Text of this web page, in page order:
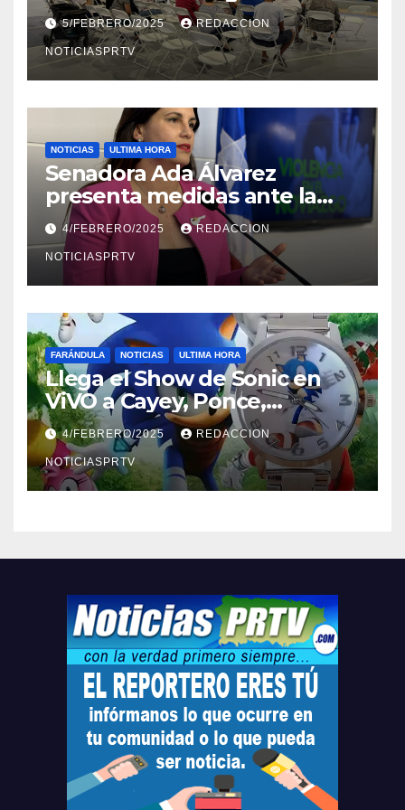
Reparto Metropolitano
5/FEBRERO/2025 REDACCION
NOTICIASPRTV
NOTICIAS ULTIMA HORA
Senadora Ada Álvarez
presenta medidas ante la
violencia en el noviazgo
4/FEBRERO/2025 REDACCION
NOTICIASPRTV
FARÁNDULA NOTICIAS ULTIMA HORA
Llega el Show de Sonic en
ViVO a Cayey, Ponce,
Barceloneta y Humacao,
Relojes gratis para el que
compre ahora….
4/FEBRERO/2025 REDACCION
NOTICIASPRTV